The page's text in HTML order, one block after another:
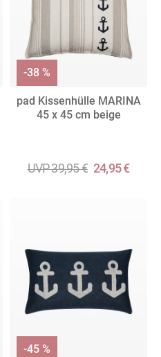
pad Kissenhülle MARINA
45 x 45 cm beige
UVP 39,95 € 24,95 €
-38 %
-45 %